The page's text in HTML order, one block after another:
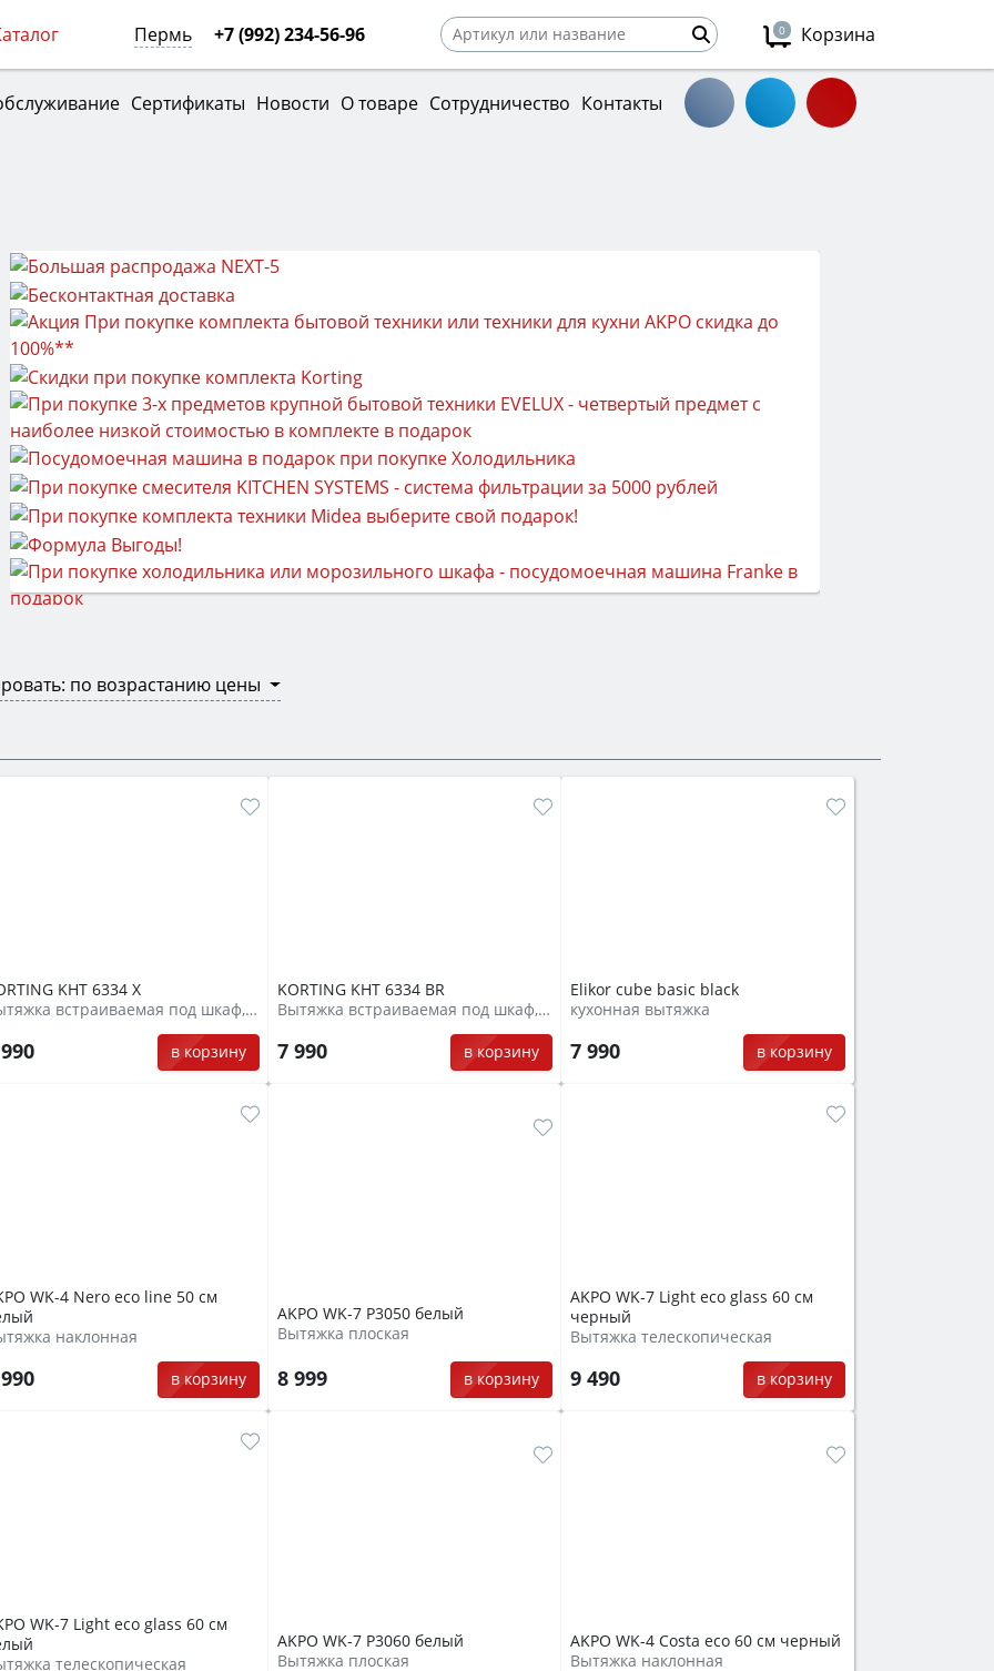
Пермь +7 (992) 234-56-96 0 Корзина
Сертификаты Новости О товаре Сотрудничество Контакты
по возрастанию цены
KHT 6334 X
Вытяжка встраиваемая под шкаф, козырькового типа
в корзину
KORTING KHT 6334 BR
Вытяжка встраиваемая под шкаф, козырькового типа
7 990 в корзину
Elikor cube basic black
кухонная вытяжка
7 990 в корзину
WK-4 Nero eco line 50 см
наклонная
в корзину
AKPO WK-7 Р3050 белый
Вытяжка плоская
8 999 в корзину
АKPO WK-7 Light eco glass 60 см
черный
Вытяжка телескопическая
9 490 в корзину
WK-7 Light eco glass 60 см
телескопическая
AKPO WK-7 Р3060 белый
Вытяжка плоская
AKPO WK-4 Costa eco 60 см черный
Вытяжка наклонная